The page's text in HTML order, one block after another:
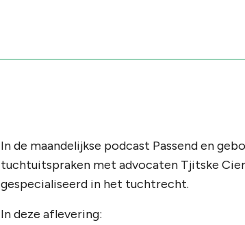
In de maandelijkse podcast Passend en
tuchtuitspraken met advocaten Tjitske
gespecialiseerd in het tuchtrecht.
In deze aflevering: